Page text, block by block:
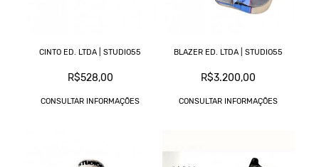
CINTO ED. LTDA | STUDIO55
R$528,00
CONSULTAR INFORMAÇÕES
BLAZER ED. LTDA | STUDIO55
R$3.200,00
CONSULTAR INFORMAÇÕES